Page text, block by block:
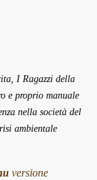
I Ragazzi della
e proprio manuale
nella società del
ambientale
versione